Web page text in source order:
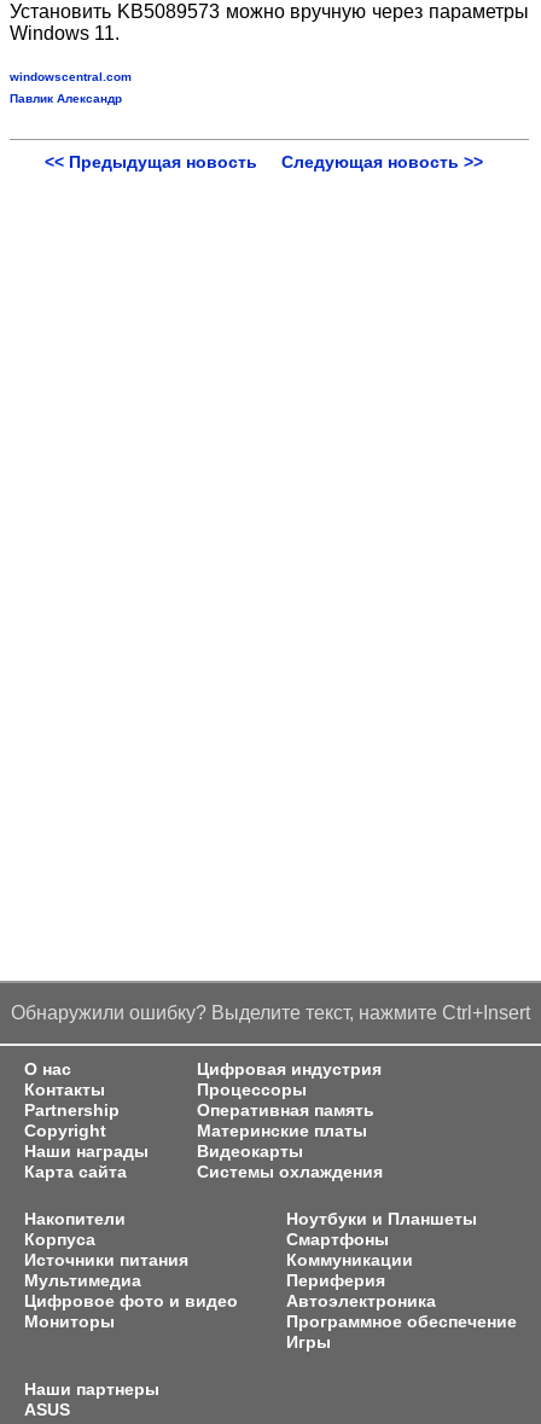
Установить KB5089573 можно вручную через параметры
Windows 11.
windowscentral.com
Павлик Александр
<< Предыдущая новость Следующая новость >>
Обнаружили ошибку? Выделите текст, нажмите Ctrl+Insert
О нас
Контакты
Partnership
Copyright
Наши награды
Карта сайта
Цифровая индустрия
Процессоры
Оперативная память
Материнские платы
Видеокарты
Системы охлаждения
Накопители
Корпуса
Источники питания
Мультимедиа
Цифровое фото и видео
Мониторы
Ноутбуки и Планшеты
Смартфоны
Коммуникации
Периферия
Автоэлектроника
Программное обеспечение
Игры
Наши партнеры
ASUS